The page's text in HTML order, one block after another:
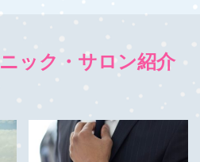
ニック・サロン紹介